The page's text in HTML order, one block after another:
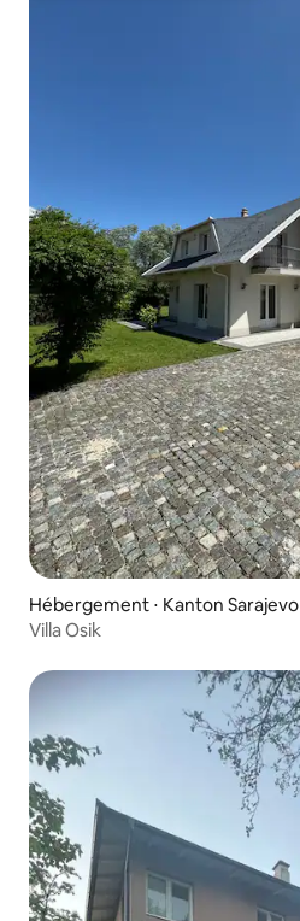
Hébergement ⋅ Kanton Sarajevo
Villa Osik